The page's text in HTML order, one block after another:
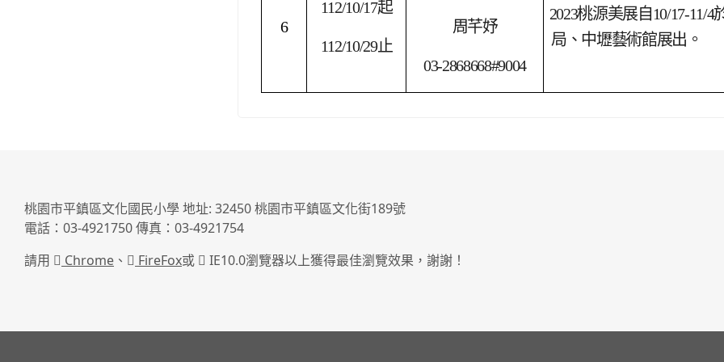
6
112/10/17起
112/10/29止
周芊妤
03-2868668#9004
2023桃源美展自10/17-11/4
局、中壢藝術館展出。
桃園市平鎮區文化國民小學 地址: 32450 桃園市平鎮區文化街189號
電話：03-4921750 傳真：03-4921754
請用
Chrome 、 FireFox或 IE10.0瀏覽器以上獲得最佳瀏覽效果，謝謝！